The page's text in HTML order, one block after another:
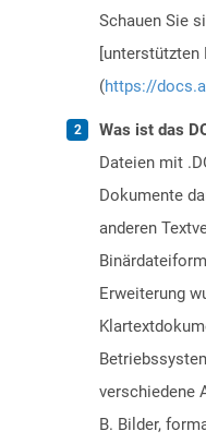
Schauen Sie
[unterstützten
(https://
Was ist das
Dateien mit
Dokumente
anderen
Erweiterung
verschiedene
B. Bilder,